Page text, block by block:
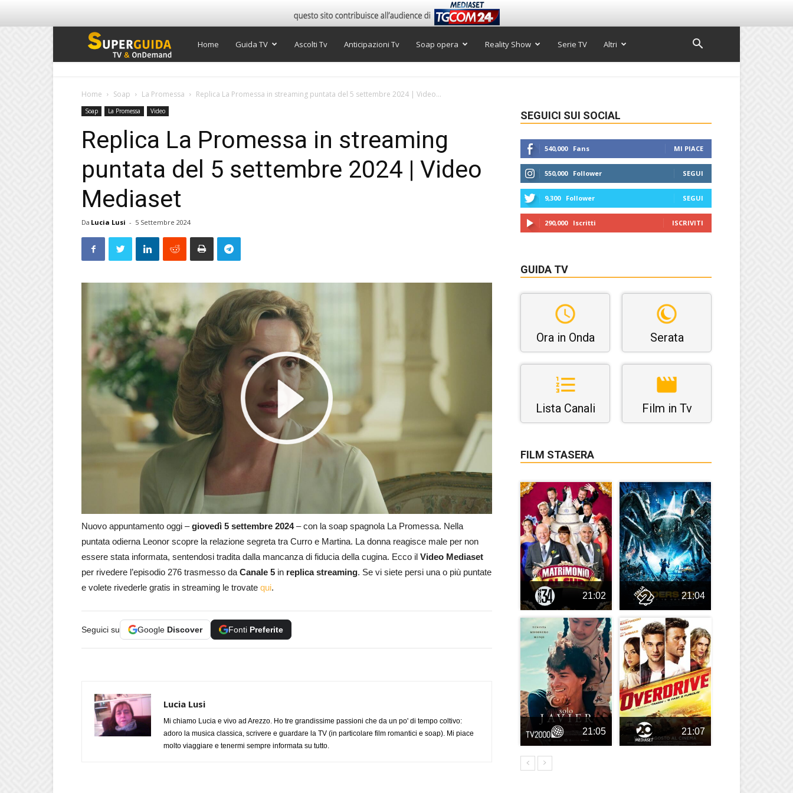
Super
Home Guida TV Ascolti Tv Anticipazioni Tv Soap opera Reality Show Serie TV Altri
Home Soap La Promessa Replica La Promessa in streaming puntata del 5 settembre 2024 | Video...
Soap La Promessa Video
Replica La Promessa in streaming
puntata del 5 settembre 2024 | Video
Mediaset
Da Lucia Lusi - 5 Settembre 2024
Nuovo appuntamento oggi –giovedì 5 settembre 2024– con la soap spagnola La Promessa. Nella
puntata odierna Leonor scopre la relazione segreta tra Curro e Martina. La donna reagisce male per non
essere stata informata, sentendosi tradita dalla mancanza di fiducia della cugina. Ecco il Video Mediaset
per rivedere l’episodio 276 trasmesso da Canale 5 in replica streaming. Se vi siete persi una o più puntate
e volete rivederle gratis in streaming le trovate qui.
Seguici su Google Discover Fonti Preferite
Lucia Lusi
Mi chiamo Lucia e vivo ad Arezzo. Ho tre grandissime passioni che da un po' di tempo coltivo:
adoro la musica classica, scrivere e guardare la TV (in particolare film romantici e soap). Mi piace
molto viaggiare e tenermi sempre informata su tutto.
SEGUICI SUI SOCIAL
540,000 Fans MI PIACE
550,000 Follower SEGUI
9,300 Follower SEGUI
290,000 Iscritti ISCRIVITI
GUIDA TV
Ora in Onda Serata
Lista Canali Film in Tv
FILM STASERA
21:02 21:04
21:05 21:07